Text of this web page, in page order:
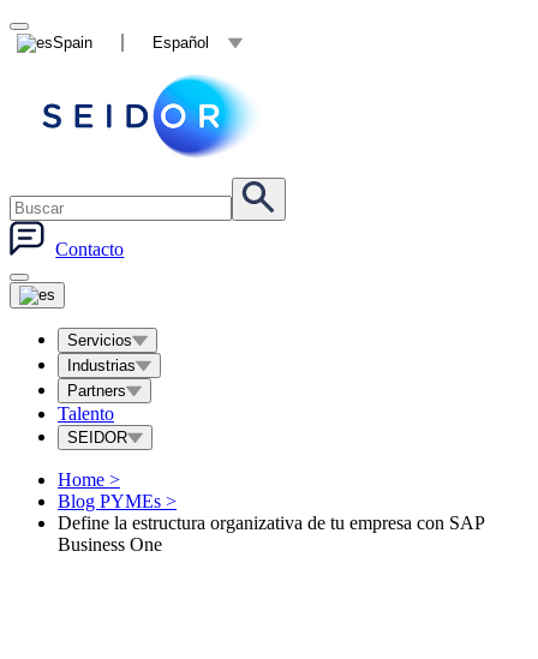
Spain Español
Contacto
Servicios
Industrias
Partners
Talento
SEIDOR
Home >
Blog PYMEs >
Define la estructura organizativa de tu empresa con SAP
Business One